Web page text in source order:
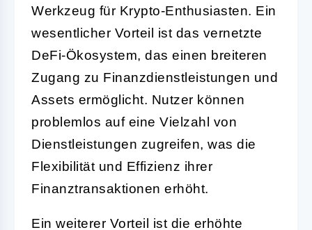
Werkzeug für Krypto-Enthusiasten. Ein
wesentlicher Vorteil ist das vernetzte
DeFi-Ökosystem, das einen breiteren
Zugang zu Finanzdienstleistungen und
Assets ermöglicht. Nutzer können
problemlos auf eine Vielzahl von
Dienstleistungen zugreifen, was die
Flexibilität und Effizienz ihrer
Finanztransaktionen erhöht.
Ein weiterer Vorteil ist die erhöhte